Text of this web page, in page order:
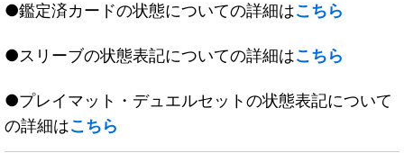
●鑑定済カードの状態についての詳細はこちら
●スリーブの状態表記についての詳細はこちら
●プレイマット・デュエルセットの状態表記について
の詳細はこちら